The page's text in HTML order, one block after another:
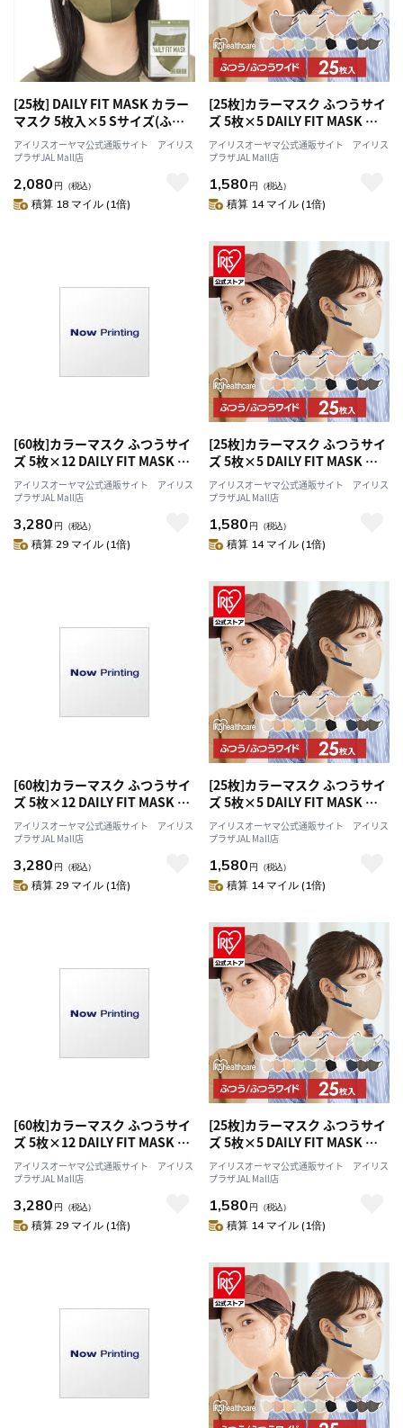
[25枚] DAILY FIT MASK カラー
マスク 5枚入×5 Sサイズ(ふつ
うサイズ) オリーブカーキ
アイリスオーヤマ公式通販サイト アイリス
プラザJAL Mall店
2,080 円 （税込）
積算 18 マイル (1倍)
[25枚]カラーマスク ふつうサイ
ズ 5枚×5 DAILY FIT MASK ピ
ンクベージュ
アイリスオーヤマ公式通販サイト アイリス
プラザJAL Mall店
1,580 円 （税込）
積算 14 マイル (1倍)
[60枚]カラーマスク ふつうサイ
ズ 5枚×12 DAILY FIT MASK ピ
ンクベージュ
アイリスオーヤマ公式通販サイト アイリス
プラザJAL Mall店
3,280 円 （税込）
積算 29 マイル (1倍)
[25枚]カラーマスク ふつうサイ
ズ 5枚×5 DAILY FIT MASK シ
ルクベージュ
アイリスオーヤマ公式通販サイト アイリス
プラザJAL Mall店
1,580 円 （税込）
積算 14 マイル (1倍)
[60枚]カラーマスク ふつうサイ
ズ 5枚×12 DAILY FIT MASK シ
ルクベージュ
アイリスオーヤマ公式通販サイト アイリス
プラザJAL Mall店
3,280 円 （税込）
積算 29 マイル (1倍)
[25枚]カラーマスク ふつうサイ
ズ 5枚×5 DAILY FIT MASK ピ
スタチオ
アイリスオーヤマ公式通販サイト アイリス
プラザJAL Mall店
1,580 円 （税込）
積算 14 マイル (1倍)
[60枚]カラーマスク ふつうサイ
ズ 5枚×12 DAILY FIT MASK ピ
スタチオ
アイリスオーヤマ公式通販サイト アイリス
プラザJAL Mall店
3,280 円 （税込）
積算 29 マイル (1倍)
[25枚]カラーマスク ふつうサイ
ズ 5枚×5 DAILY FIT MASK シ
ャボン
アイリスオーヤマ公式通販サイト アイリス
プラザJAL Mall店
1,580 円 （税込）
積算 14 マイル (1倍)